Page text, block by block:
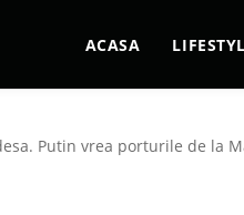
ACASA
Putin vrea porturile de la